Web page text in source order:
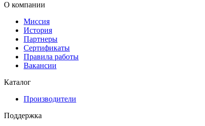
О компании
Миссия
История
Партнеры
Сертификаты
Правила работы
Вакансии
Каталог
Производители
Поддержка